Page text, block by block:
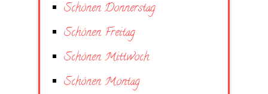
Schönen Donnerstag
Schönen Freitag
Schönen Mittwoch
Schönen Montag